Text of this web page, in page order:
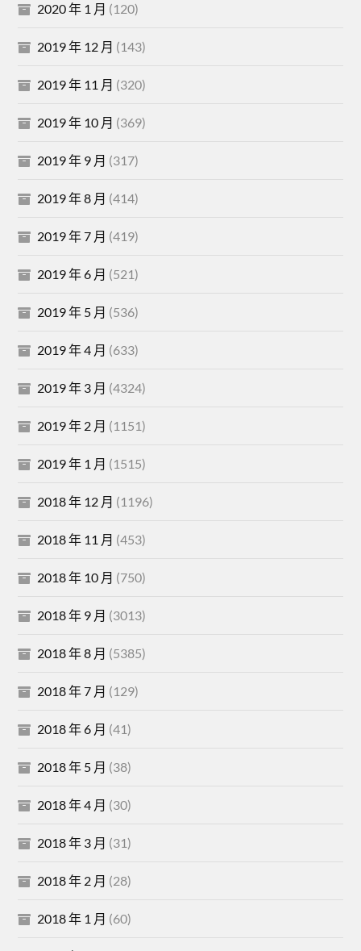
2020 年 1 月 (120)
2019 年 12 月 (143)
2019 年 11 月 (320)
2019 年 10 月 (369)
2019 年 9 月 (317)
2019 年 8 月 (414)
2019 年 7 月 (419)
2019 年 6 月 (521)
2019 年 5 月 (536)
2019 年 4 月 (633)
2019 年 3 月 (4324)
2019 年 2 月 (1151)
2019 年 1 月 (1515)
2018 年 12 月 (1196)
2018 年 11 月 (453)
2018 年 10 月 (750)
2018 年 9 月 (3013)
2018 年 8 月 (5385)
2018 年 7 月 (129)
2018 年 6 月 (41)
2018 年 5 月 (38)
2018 年 4 月 (30)
2018 年 3 月 (31)
2018 年 2 月 (28)
2018 年 1 月 (60)